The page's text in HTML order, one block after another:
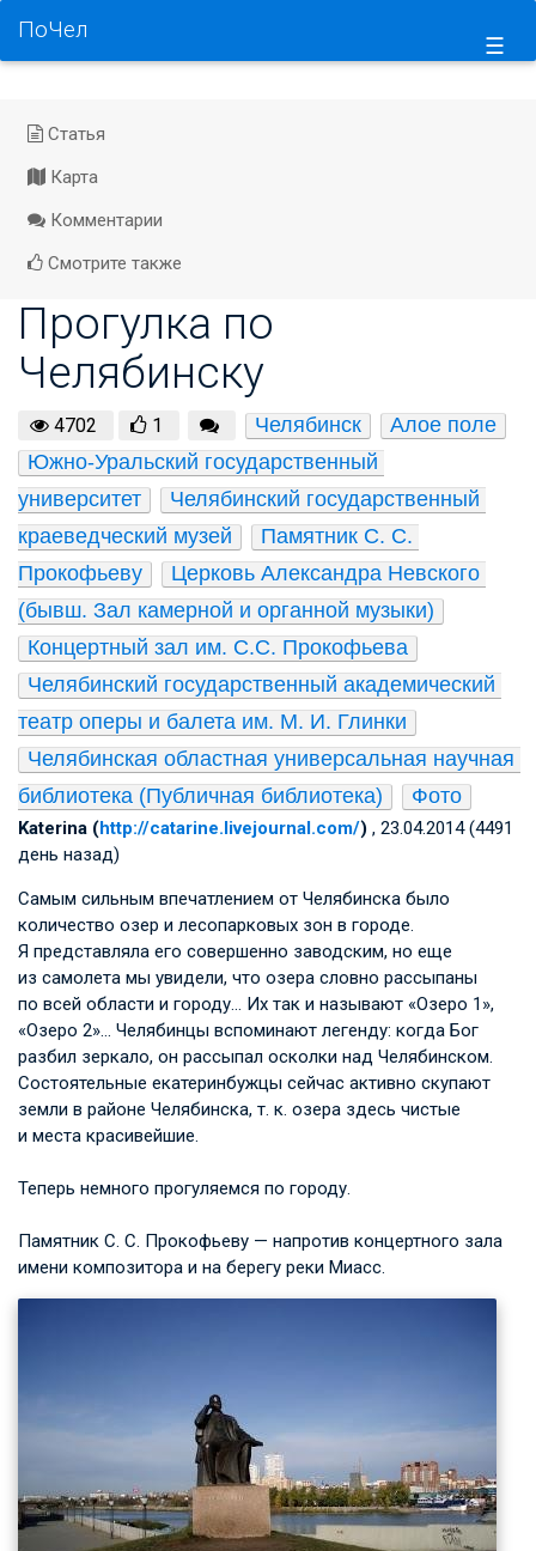
☰
ПоЧел
Статья
Карта
Комментарии
Смотрите также
Прогулка по
Челябинску
4702 1 Челябинск
Алое поле
Южно-Уральский государственный
университет
Челябинский государственный
краеведческий музей
Памятник С. С.
Прокофьеву
Церковь Александра Невского
(бывш. Зал камерной и органной музыки)
Концертный зал им. С.С. Прокофьева
Челябинский государственный академический
театр оперы и балета им. М. И. Глинки
Челябинская областная универсальная научная
библиотека (Публичная библиотека)
Фото
Katerina (http://catarine.livejournal.com/) , 23.04.2014 (4491
день назад)
Самым сильным впечатлением от Челябинска было
количество озер и лесопарковых зон в городе.
Я представляла его совершенно заводским, но еще
из самолета мы увидели, что озера словно рассыпаны
по всей области и городу… Их так и называют «Озеро 1»,
«Озеро 2»… Челябинцы вспоминают легенду: когда Бог
разбил зеркало, он рассыпал осколки над Челябинском.
Состоятельные екатеринбужцы сейчас активно скупают
земли в районе Челябинска, т. к. озера здесь чистые
и места красивейшие.
Теперь немного прогуляемся по городу.
Памятник С. С. Прокофьеву — напротив концертного зала
имени композитора и на берегу реки Миасс.